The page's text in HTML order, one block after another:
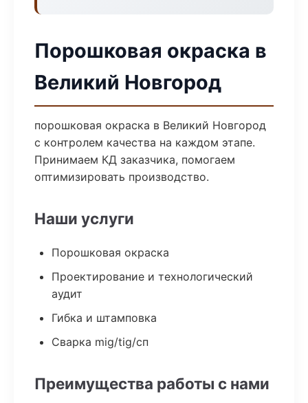
Порошковая окраска в
Великий Новгород
порошковая окраска в Великий Новгород
с контролем качества на каждом этапе.
Принимаем КД заказчика, помогаем
оптимизировать производство.
Наши услуги
Порошковая окраска
Проектирование и технологический
аудит
Гибка и штамповка
Сварка mig/tig/сп
Преимущества работы с нами